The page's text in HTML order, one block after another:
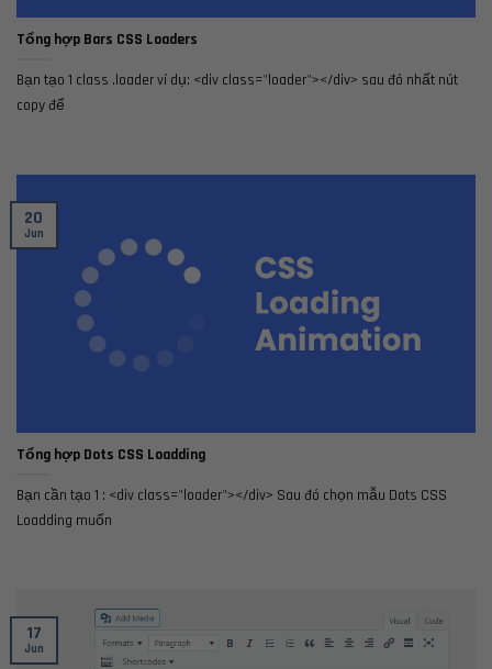
Tổng hợp Bars CSS Loaders
Bạn tạo 1 class .loader ví dụ: <div class="loader"></div> sau đó nhất nút
copy để
Tổng hợp Dots CSS Loadding
Bạn cần tạo 1 : <div class="loader"></div> Sau đó chọn mẫu Dots CSS
Loadding muốn
20
Jun
17
Jun